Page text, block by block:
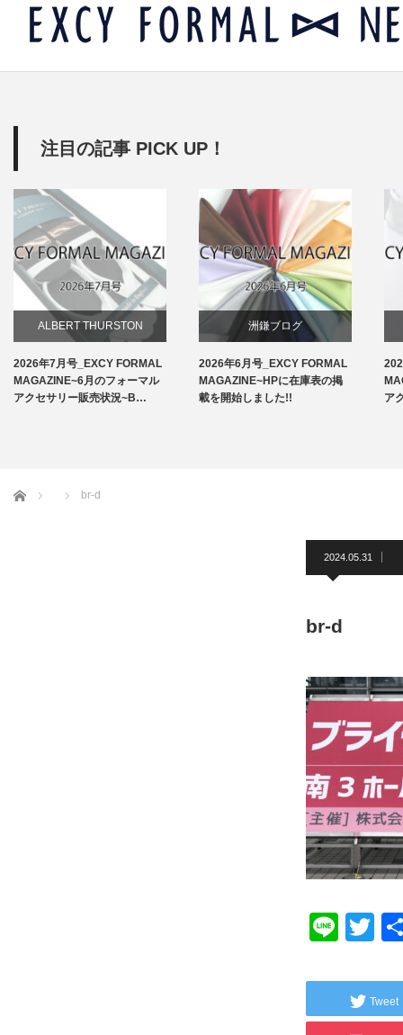
注目の記事 PICK UP！
ALBERT THURSTON
お知らせ
2026年7月号_EXCY FORMAL
MAGAZINE~6月のフォーマル
アクセサリー販売状況~B…
洲鎌ブログ
2026年6月号_EXCY FORMAL
MAGAZINE~HPに在庫表の掲
載を開始しました!!
ア
ホーム br-d
2024.05.31
br-d
Line
Tweet